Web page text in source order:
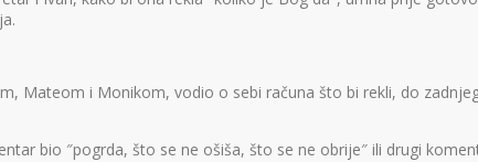
Mateom i Monikom, vodio o sebi računa što bi rekli, do
bio ″pogrda, što se ne ošiša, što se ne obrije″ ili drugi